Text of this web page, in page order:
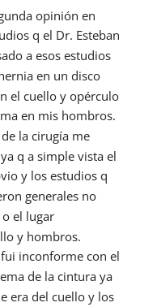
opinión en
q el Dr. Esteban
a esos estudios
en un disco
el cuello y opérculo
en mis hombros.
la cirugía me
q a simple vista el
y los estudios q
generales no
el lugar
y hombros.
inconforme con el
de la cintura ya
era del cuello y los